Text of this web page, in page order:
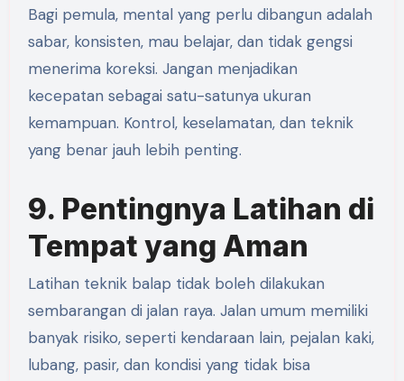
Bagi pemula, mental yang perlu dibangun adalah
sabar, konsisten, mau belajar, dan tidak gengsi
menerima koreksi. Jangan menjadikan
kecepatan sebagai satu-satunya ukuran
kemampuan. Kontrol, keselamatan, dan teknik
yang benar jauh lebih penting.
9. Pentingnya Latihan di
Tempat yang Aman
Latihan teknik balap tidak boleh dilakukan
sembarangan di jalan raya. Jalan umum memiliki
banyak risiko, seperti kendaraan lain, pejalan kaki,
lubang, pasir, dan kondisi yang tidak bisa